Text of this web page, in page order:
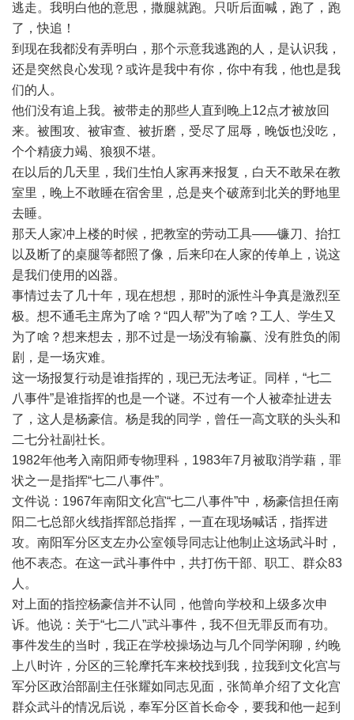
逃走。我明白他的意思，撒腿就跑。只听后面喊，跑了，跑
了，快追！
到现在我都没有弄明白，那个示意我逃跑的人，是认识我，
还是突然良心发现？或许是我中有你，你中有我，他也是我
们的人。
他们没有追上我。被带走的那些人直到晚上12点才被放回
来。被围攻、被审查、被折磨，受尽了屈辱，晚饭也没吃，
个个精疲力竭、狼狈不堪。
在以后的几天里，我们生怕人家再来报复，白天不敢呆在教
室里，晚上不敢睡在宿舍里，总是夹个破蓆到北关的野地里
去睡。
那天人家冲上楼的时候，把教室的劳动工具——镰刀、抬扛
以及断了的桌腿等都照了像，后来印在人家的传单上，说这
是我们使用的凶器。
事情过去了几十年，现在想想，那时的派性斗争真是激烈至
极。想不通毛主席为了啥？“四人帮”为了啥？工人、学生又
为了啥？想来想去，那不过是一场没有输赢、没有胜负的闹
剧，是一场灾难。
这一场报复行动是谁指挥的，现已无法考证。同样，“七二
八事件”是谁指挥的也是一个谜。不过有一个人被牵扯进去
了，这人是杨豪信。杨是我的同学，曾任一高文联的头头和
二七分社副社长。
1982年他考入南阳师专物理科，1983年7月被取消学藉，罪
状之一是指挥“七二八事件”。
文件说：1967年南阳文化宫“七二八事件”中，杨豪信担任南
阳二七总部火线指挥部总指挥，一直在现场喊话，指挥进
攻。南阳军分区支左办公室领导同志让他制止这场武斗时，
他不表态。在这一武斗事件中，共打伤干部、职工、群众83
人。
对上面的指控杨豪信并不认同，他曾向学校和上级多次申
诉。他说：关于“七二八”武斗事件，我不但无罪反而有功。
事件发生的当时，我正在学校操场边与几个同学闲聊，约晚
上八时许，分区的三轮摩托车来校找到我，拉我到文化宫与
军分区政治部副主任张耀如同志见面，张简单介绍了文化宫
群众武斗的情况后说，奉军分区首长命令，要我和他一起到